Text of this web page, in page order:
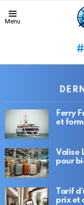
Menu
Ferry
et
Valise
pour
Tarif
prix et